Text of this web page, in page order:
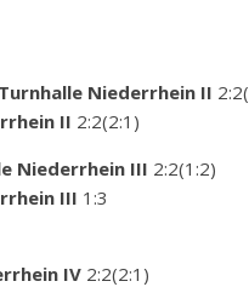
Niederrhein II
II 2:2(2:1)
Niederrhein III 2:2(1:2)
III 1:3
IV 2:2(2:1)